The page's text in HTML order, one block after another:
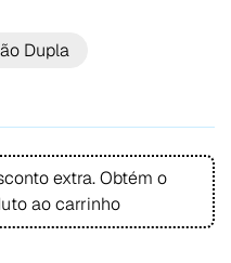
Dupla
extra. Obtém o
ao carrinho